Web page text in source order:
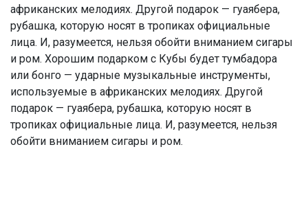
африканских мелодиях. Другой подарок — гуаябера,
рубашка, которую носят в тропиках официальные
лица. И, разумеется, нельзя обойти вниманием сигары
и ром. Хорошим подарком с Кубы будет тумбадора
или бонго — ударные музыкальные инструменты,
используемые в африканских мелодиях. Другой
подарок — гуаябера, рубашка, которую носят в
тропиках официальные лица. И, разумеется, нельзя
обойти вниманием сигары и ром.